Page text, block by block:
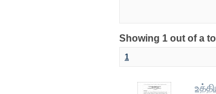
Showing 1 out of a
1